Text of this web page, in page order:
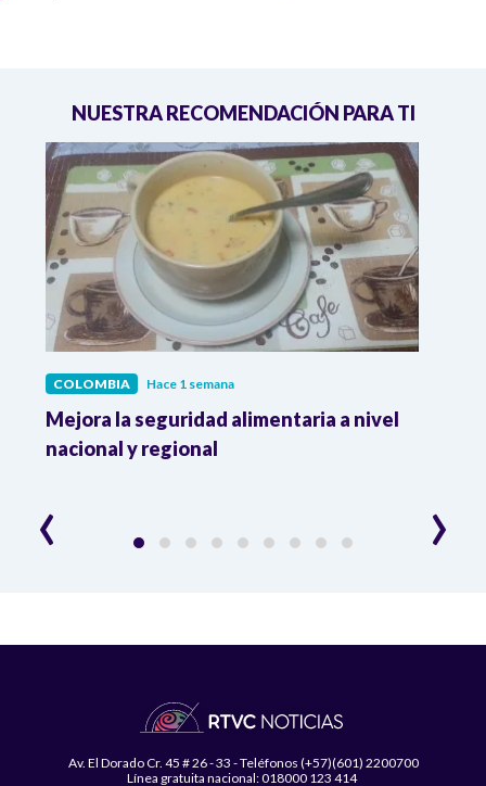
NUESTRA RECOMENDACIÓN PARA TI
COLOMBIA Hace 1 semana
Mejora la seguridad alimentaria a nivel
nacional y regional
‹ ›
Av. El Dorado Cr. 45 # 26 - 33 - Teléfonos (+57)(601) 2200700
Línea gratuita nacional: 018000 123 414